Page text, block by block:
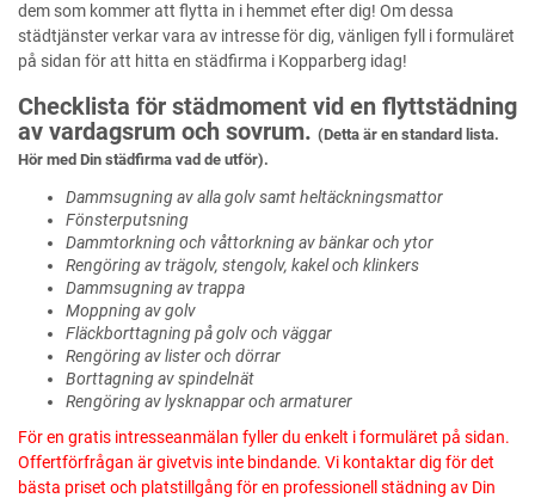
dem som kommer att flytta in i hemmet efter dig! Om dessa
städtjänster verkar vara av intresse för dig, vänligen fyll i formuläret
på sidan för att hitta en städfirma i Kopparberg idag!
Checklista för städmoment vid en flyttstädning
av vardagsrum och sovrum. (Detta är en standard lista.
Hör med Din städfirma vad de utför).
Dammsugning av alla golv samt heltäckningsmattor
Fönsterputsning
Dammtorkning och våttorkning av bänkar och ytor
Rengöring av trägolv, stengolv, kakel och klinkers
Dammsugning av trappa
Moppning av golv
Fläckborttagning på golv och väggar
Rengöring av lister och dörrar
Borttagning av spindelnät
Rengöring av lysknappar och armaturer
För en gratis intresseanmälan fyller du enkelt i formuläret på sidan.
Offertförfrågan är givetvis inte bindande. Vi kontaktar dig för det
bästa priset och platstillgång för en professionell städning av Din